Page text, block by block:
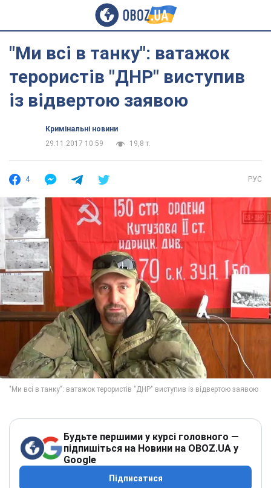
"Ми всі в танку": ватажок
терористів "ДНР" виступив
із відвертою заявою
Кримінальні новини
29.11.2017 10:59
19,8 т.
4 РУС
Будьте першими у курсі головного —
підпишіться на Новини на OBOZ.UA у
Google
Підписатися